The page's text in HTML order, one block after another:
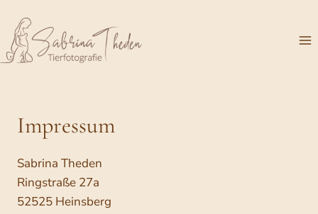
Inhalt
springen
Impressum
Sabrina Theden
Ringstraße 27a
52525 Heinsberg